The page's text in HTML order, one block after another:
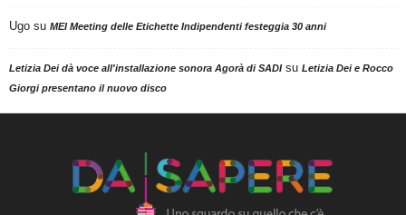
Ugo su MEI Meeting delle Etichette Indipendenti festeggia 30 anni
Letizia Dei dà voce all'installazione sonora Agorà di SADIsu Letizia Dei e Rocco
Giorgi presentano il nuovo disco